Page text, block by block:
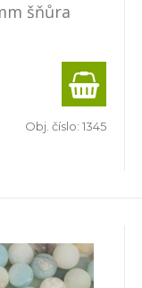
šňůra
Obj. číslo: 1345